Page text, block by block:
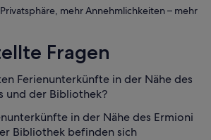
mehr Annehmlichkeiten – mehr
Fragen
Ferienunterkünfte in der Nähe des
und der Bibliothek?
in der Nähe des Ermioni
Bibliothek befinden sich